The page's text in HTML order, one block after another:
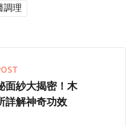
調理
面紗大揭密！木
詳解神奇功效